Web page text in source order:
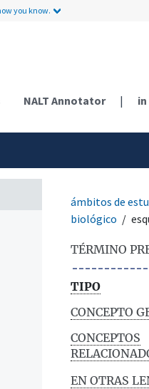
you know.
NALT Annotator |
ámbitos de
biológico
TÉRMINO
TIPO
CONCEPTO
CONCEPTOS
EN OTRAS